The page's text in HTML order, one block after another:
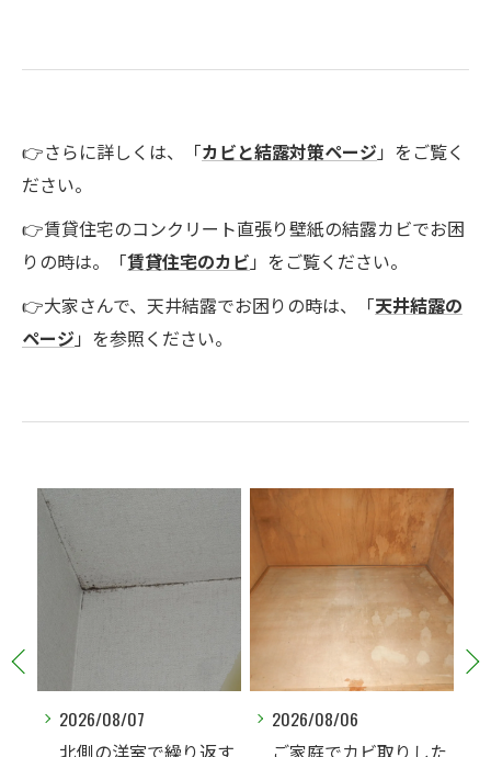
👉さらに詳しくは、「カビと結露対策ページ」をご覧く
ださい。
👉賃貸住宅のコンクリート直張り壁紙の結露カビでお困
りの時は。「賃貸住宅のカビ 」をご覧ください。
👉大家さんで、天井結露でお困りの時は、「天井結露の
ページ」を参照ください。
2026/08/06
ご家庭でカビ取りした
2026/08/06
玄関ドアを開けた瞬間